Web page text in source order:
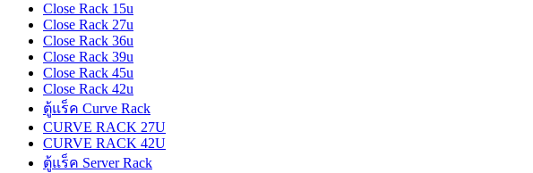
Close Rack 15u
Close Rack 27u
Close Rack 36u
Close Rack 39u
Close Rack 45u
Close Rack 42u
ตู้แร็ค Curve Rack
CURVE RACK 27U
CURVE RACK 42U
ตู้แร็ค Server Rack